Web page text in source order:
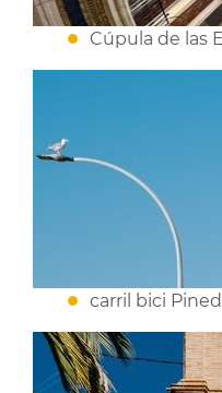
Cúpula de las
carril bici